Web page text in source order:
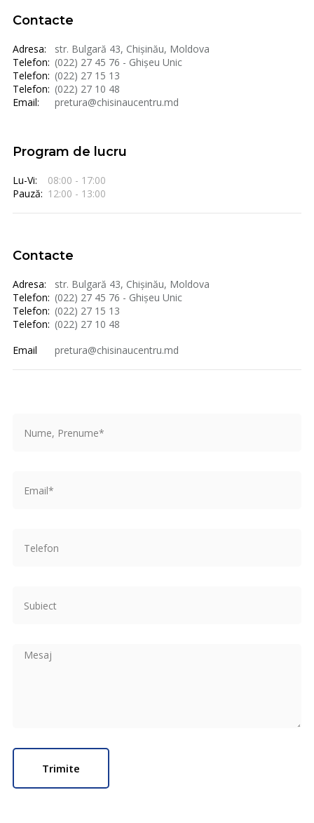
Contacte
Adresa:
str. Bulgară 43, Chișinău, Moldova
Telefon: (022) 27 45 76 - Ghișeu Unic
Telefon: (022) 27 15 13
Telefon: (022) 27 10 48
Email:
pretura@chisinaucentru.md
Program de lucru
Lu-Vi:
08:00 - 17:00
Pauză: 12:00 - 13:00
Contacte
Adresa:
str. Bulgară 43, Chișinău, Moldova
Telefon: (022) 27 45 76 - Ghișeu Unic
Telefon: (022) 27 15 13
Telefon: (022) 27 10 48
Email
pretura@chisinaucentru.md